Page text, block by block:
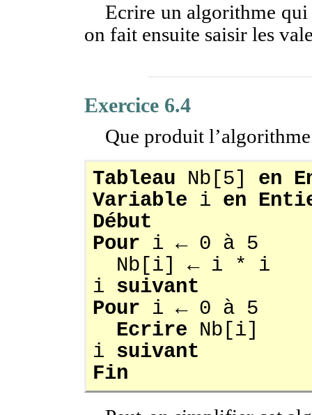
Ecrire un algorithme qui
on fait ensuite saisir les
Exercice 6.4
Que produit
Tableau Nb[5] en
Variable i en
Début
Pour i ← 0 à 5
Nb[i] ← i * i
i suivant
Pour i ← 0 à 5
Ecrire Nb[i]
i suivant
Fin